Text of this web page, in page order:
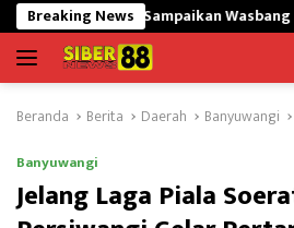
Langsung
ke
konten
Breaking News
Sampaikan Wasbang kepada Siswa
Beranda Berita Daerah Banyuwangi
Banyuwangi
Jelang Laga Piala